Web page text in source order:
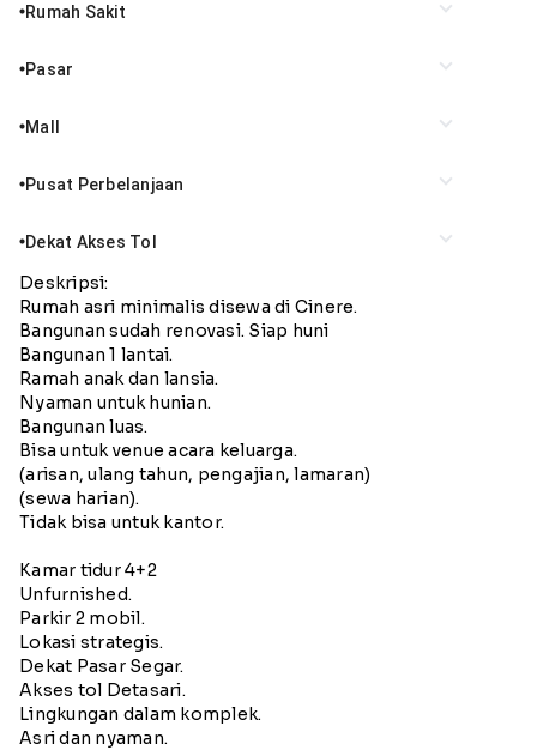
lens Rumah Sakit
lens Pasar
lens Mall
lens Pusat Perbelanjaan
lens Dekat Akses Tol
Deskripsi:
Rumah asri minimalis disewa di Cinere.
Bangunan sudah renovasi. Siap huni
Bangunan 1 lantai.
Ramah anak dan lansia.
Nyaman untuk hunian.
Bangunan luas.
Bisa untuk venue acara keluarga.
(arisan, ulang tahun, pengajian, lamaran)
(sewa harian).
Tidak bisa untuk kantor.
Kamar tidur 4+2
Unfurnished.
Parkir 2 mobil.
Lokasi strategis.
Dekat Pasar Segar.
Akses tol Detasari.
Lingkungan dalam komplek.
Asri dan nyaman.